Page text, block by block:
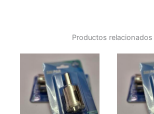
Productos relacionados